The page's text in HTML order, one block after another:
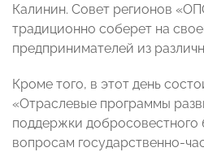
Калинин. Совет регионов
традиционно соберет на
предпринимателей из
Кроме того, в этот день
«Отраслевые программы
поддержки добросовестного
вопросам государственно-